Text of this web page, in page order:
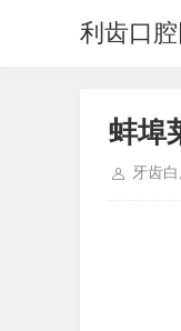
利齿口腔
蚌埠
牙齿